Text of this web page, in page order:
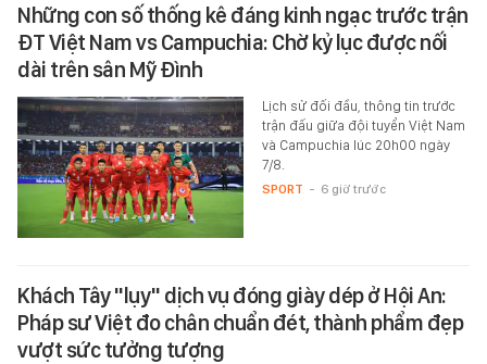
Những con số thống kê đáng kinh ngạc trước trận
ĐT Việt Nam vs Campuchia: Chờ kỷ lục được nối
dài trên sân Mỹ Đình
Lịch sử đối đầu, thông tin trước
trận đấu giữa đội tuyển Việt Nam
và Campuchia lúc 20h00 ngày
7/8.
SPORT - 6 giờ trước
Khách Tây "lụy" dịch vụ đóng giày dép ở Hội An:
Pháp sư Việt đo chân chuẩn đét, thành phẩm đẹp
vượt sức tưởng tượng